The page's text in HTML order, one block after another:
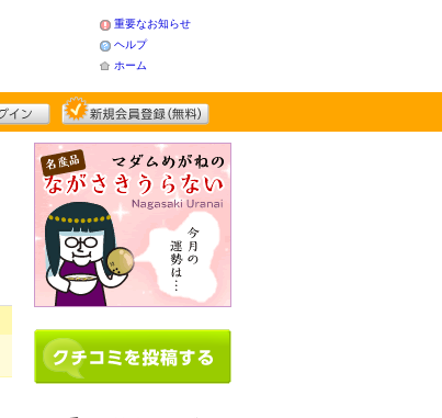
重要なお知らせ
ヘルプ
ホーム